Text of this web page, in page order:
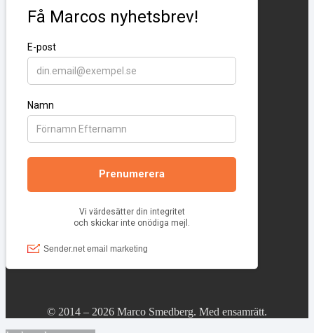
© 2014 – 2026 Marco Smedberg. Med ensamrätt.